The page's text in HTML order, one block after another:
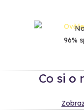
96%
Co si o